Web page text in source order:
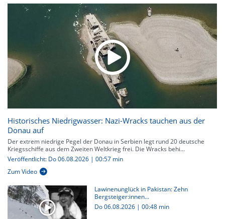
Historisches Niedrigwasser: Nazi-Wracks tauchen aus der
Donau auf
Der extrem niedrige Pegel der Donau in Serbien legt rund 20 deutsche
Kriegsschiffe aus dem Zweiten Weltkrieg frei. Die Wracks behi...
Veröffentlicht: Do 06.08.2026 | 00:57 min
Zum Video
Lawinenunglück in Pakistan: Zehn
Bergsteiger:innen...
Do 06.08.2026 | 00:48 min